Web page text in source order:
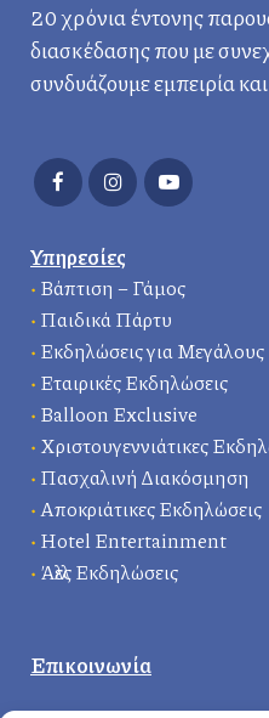
20 χρόνια έντονης
διασκέδασης που με
συνδυάζουμε εμπειρία
Υπηρεσίες
• Βάπτιση – Γάμος
• Παιδικά Πάρτυ
• Εκδηλώσεις για Μεγάλους
• Εταιρικές Εκδηλώσεις
• Balloon Exclusive
• Χριστουγεννιάτικες
• Πασχαλινή Διακόσμηση
•Αποκριάτικες Εκδηλώσεις
• Hotel Entertainment
• Άλλες Εκδηλώσεις
Επικοινωνία